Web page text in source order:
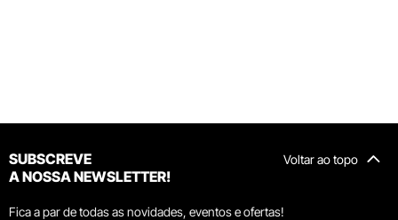
Voltar ao topo
SUBSCREVE
A NOSSA NEWSLETTER!
Fica a par de todas as novidades, eventos e ofertas!